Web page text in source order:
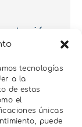
tecnologías
a la
de estas
el
únicas
puede